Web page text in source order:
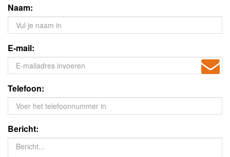
Naam:
E-mail:
Telefoon:
Bericht: